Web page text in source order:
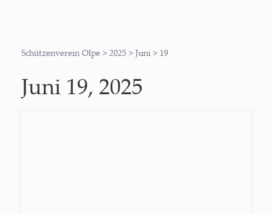
Schützenverein Olpe > 2025 > Juni > 19
Juni 19, 2025